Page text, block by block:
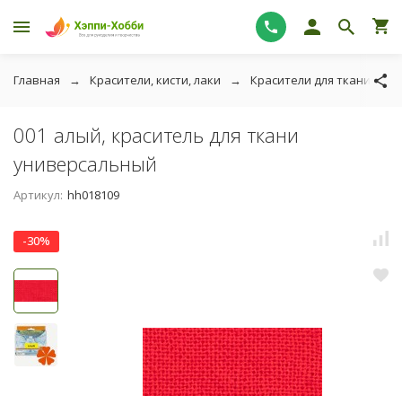
Главная Красители, кисти, лаки Красители для ткани
001 алый, краситель для ткани
универсальный
Артикул: hh018109
-30%